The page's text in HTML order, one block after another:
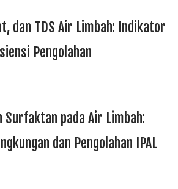
dan TDS Air Limbah: Indikator
Pengolahan
Surfaktan pada Air Limbah:
dan Pengolahan IPAL